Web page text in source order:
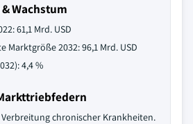
Wachstum
61,1 Mrd. USD
Marktgröße 2032: 96,1 Mrd. USD
4,4 %
chronischer Krankheiten.